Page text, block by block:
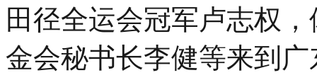
田径全运会冠军卢志权
金会秘书长李健等来到